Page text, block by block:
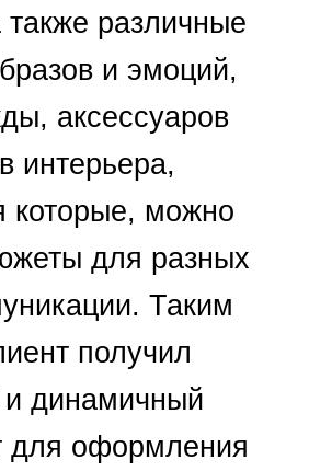
также различные
и эмоций,
аксессуаров
интерьера,
которые, можно
для разных
Таким
получил
динамичный
для оформления